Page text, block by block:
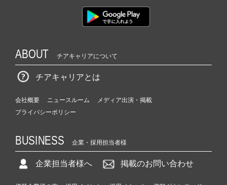
ABOUT チアキャリアについて
チアキャリアとは
会社概要 ニュースルーム
メディア出演・掲載
プライバシーポリシー
BUSINESS 企業・採用担当者様
企業担当者様へ 掲載のお問い合わせ